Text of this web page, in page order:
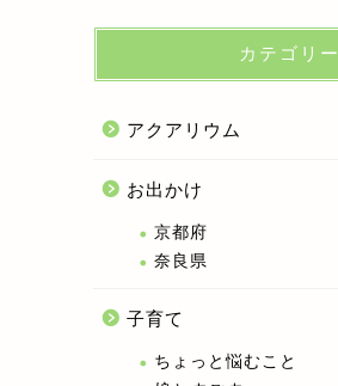
カテゴリー
アクアリウム
お出かけ
京都府
奈良県
子育て
ちょっと悩むこと